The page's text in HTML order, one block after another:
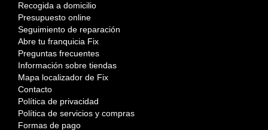
Recogida a domicilio
Presupuesto online
Seguimiento de reparación
Abre tu franquicia Fix
Preguntas frecuentes
Información sobre tiendas
Mapa localizador de Fix
Contacto
Política de privacidad
Política de servicios y compras
Formas de pago